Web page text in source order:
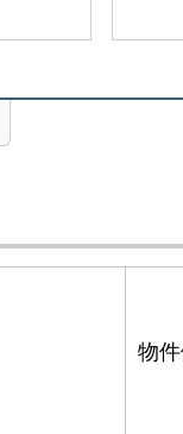
物